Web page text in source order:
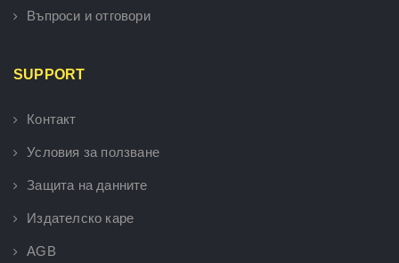
Въпроси и отговори
SUPPORT
Контакт
Условия за ползване
Защита на данните
Издателско каре
AGB